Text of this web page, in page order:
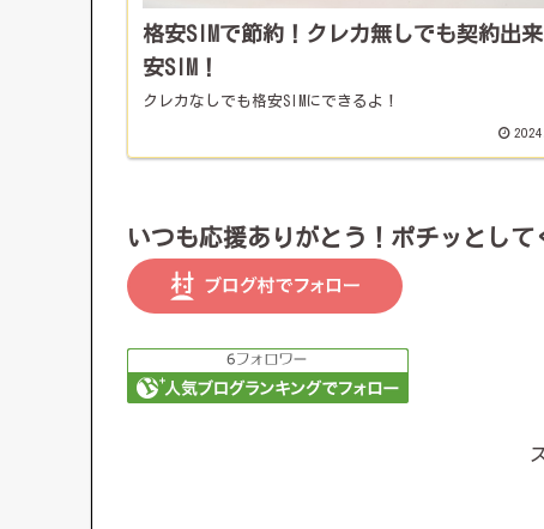
格安SIMで節約！クレカ無しでも契約出
安SIM！
クレカなしでも格安SIMにできるよ！
いつも応援ありがとう！ポチッとして